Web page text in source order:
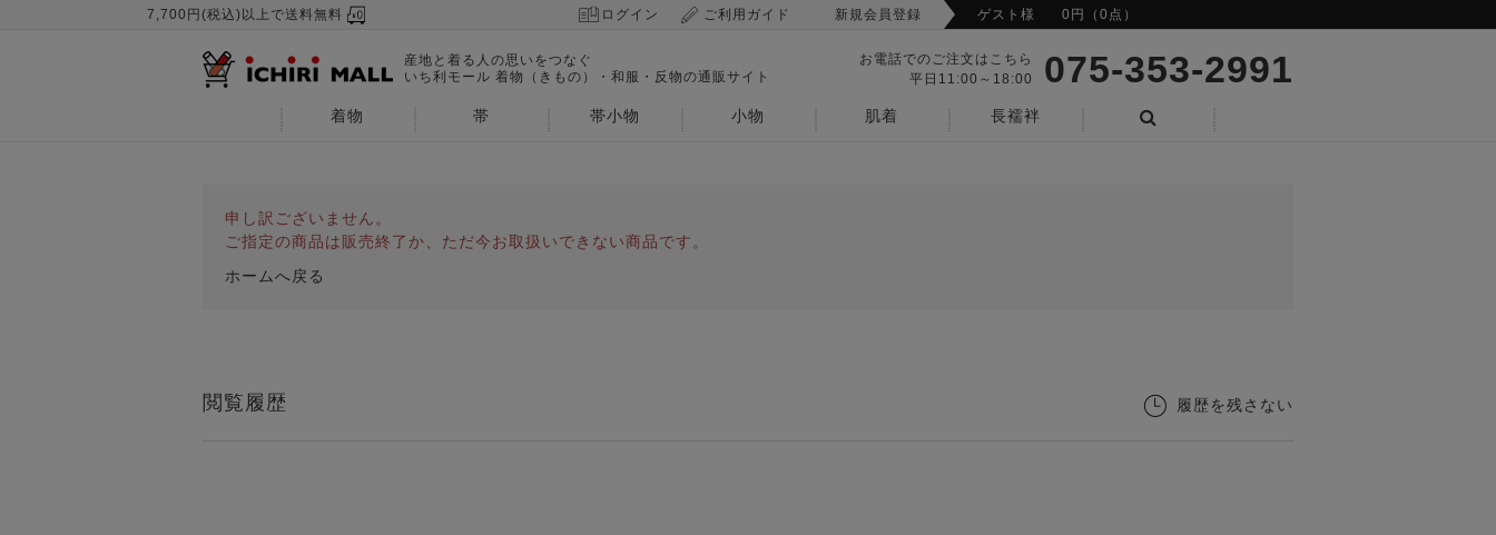
7,700円(税込)以上で送料無料 ログイン ご利用ガイド 新規会員登録 ゲスト様 0円（0点）
産地と着る人の思いをつなぐ
いち利モール 着物（きもの）・和服・反物の通販サイト
お電話でのご注文はこちら
平日11:00～18:00
075-353-2991
着物 帯 帯小物 小物 肌着
長襦袢
申し訳ございません。
ご指定の商品は販売終了か、ただ今お取扱いできない商品です。
ホームへ戻る
閲覧履歴 履歴を残さない